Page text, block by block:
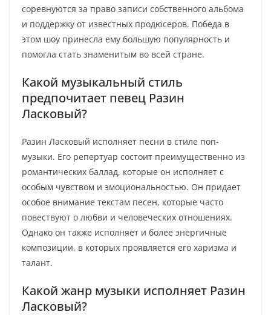
соревнуются за право записи собственного альбома
и поддержку от известных продюсеров. Победа в
этом шоу принесла ему большую популярность и
помогла стать знаменитым во всей стране.
Какой музыкальный стиль
предпочитает певец Разин
Ласковый?
Разин Ласковый исполняет песни в стиле поп-
музыки. Его репертуар состоит преимущественно из
романтических баллад, которые он исполняет с
особым чувством и эмоциональностью. Он придает
особое внимание текстам песен, которые часто
повествуют о любви и человеческих отношениях.
Однако он также исполняет и более энергичные
композиции, в которых проявляется его харизма и
талант.
Какой жанр музыки исполняет Разин
Ласковый?